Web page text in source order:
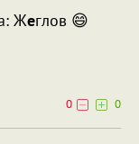
Жеглов 😄
0
0